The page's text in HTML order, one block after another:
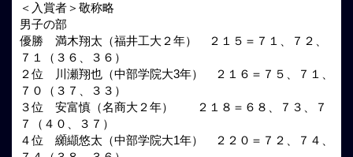
＜入賞者＞敬称略
男子の部
優勝 満木翔太（福井工大２年） ２１５＝７１、７２、
７１（３６、３６）
２位 川瀬翔也（中部学院大3年） ２１６＝７５、７１、
７０（３７、３３）
３位 安富慎（名商大２年） ２１８＝６８、７３、７
７（４０、３７）
４位 纐纈悠太（中部学院大1年） ２２０＝７２、７４、